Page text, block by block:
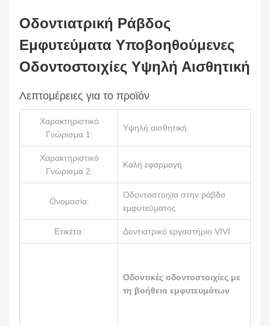
Οδοντιατρική Ράβδος
Εμφυτεύματα Υποβοηθούμενες
Οδοντοστοιχίες Υψηλή Αισθητική
Λεπτομέρειες για το προϊόν
Χαρακτηριστικό
Γνώρισμα 1:
Υψηλή αισθητική
Χαρακτηριστικό
Γνώρισμα 2:
Καλή εφαρμογή
Ονομασία:
Οδοντοστοιχία στην ράβδο
εμφυτεύματος
Ετικέτα: Δοντιατρικό εργαστήριο VIVI
Οδοντικές οδοντοστοιχίες με
τη βοήθεια εμφυτευμάτων